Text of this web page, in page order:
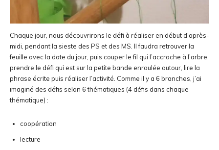
Chaque jour, nous découvrirons le défi à réaliser en début d’après-
midi, pendant la sieste des PS et des MS. Il faudra retrouver la
feuille avec la date du jour, puis couper le fil qui l’accroche à l’arbre,
prendre le défi qui est sur la petite bande enroulée autour, lire la
phrase écrite puis réaliser l’activité. Comme il y a 6 branches, j’ai
imaginé des défis selon 6 thématiques (4 défis dans chaque
thématique) :
coopération
lecture